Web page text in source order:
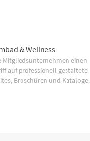
& Wellness
Mitgliedsunternehmen einen
auf professionell gestaltete
Broschüren und Kataloge.